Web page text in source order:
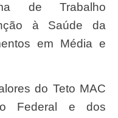
de Trabalho
à Saúde da
em Média e
Federal e dos